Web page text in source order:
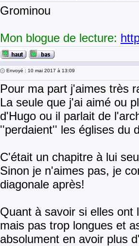
Grominou
Mon blogue de lecture:
Envoyé : 10 mai 2017 à 13:09
Pour ma part j'aimes très
La seule que j'ai aimé ou
d'Hugo ou il parlait de
''perdaient'' les églises du
C'était un chapitre à lui
Sinon je n'aimes pas, je
diagonale après!
Quant à savoir si elles ont
mais pas trop longues et
absolument en avoir plus